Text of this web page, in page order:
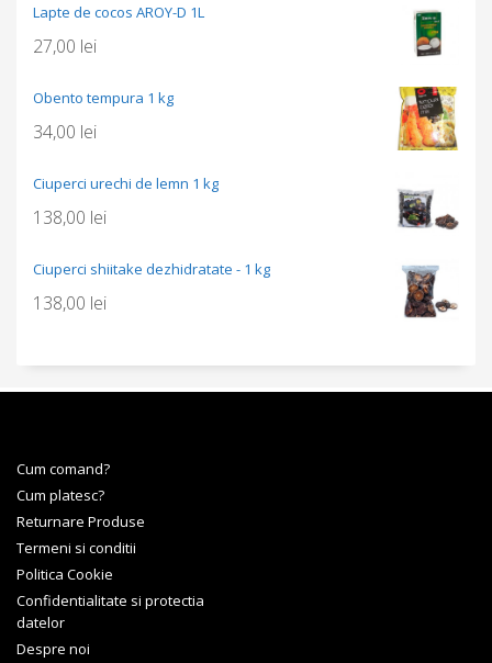
Lapte de cocos AROY-D 1L
27,00 lei
Obento tempura 1 kg
34,00 lei
Ciuperci urechi de lemn 1 kg
138,00 lei
Ciuperci shiitake dezhidratate - 1 kg
138,00 lei
Cum comand?
Cum platesc?
Returnare Produse
Termeni si conditii
Politica Cookie
Confidentialitate si protectia
datelor
Despre noi